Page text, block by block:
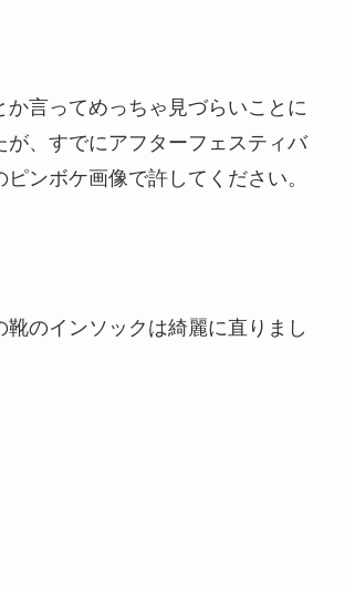
か言ってめっちゃ見づらいことに
が、すでにアフターフェスティバ
ピンボケ画像で許してください。
靴のインソックは綺麗に直りまし